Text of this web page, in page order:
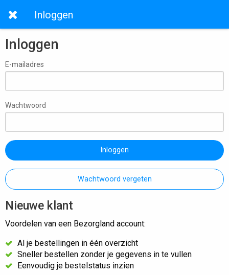
Inloggen
Inloggen
E-mailadres
Wachtwoord
Inloggen
Wachtwoord vergeten
Nieuwe klant
Voordelen van een Bezorgland account:
Al je bestellingen in één overzicht
Sneller bestellen zonder je gegevens in te vullen
Eenvoudig je bestelstatus inzien